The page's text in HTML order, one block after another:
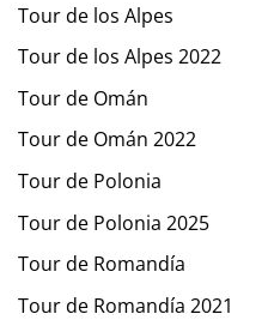
Tour de los Alpes
Tour de los Alpes 2022
Tour de Omán
Tour de Omán 2022
Tour de Polonia
Tour de Polonia 2025
Tour de Romandía
Tour de Romandía 2021